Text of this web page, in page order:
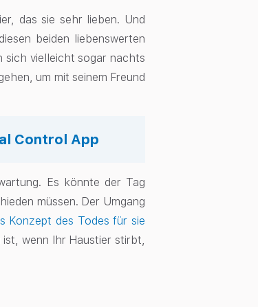
das sie sehr lieben. Und
beiden liebenswerten
sich vielleicht sogar nachts
um mit seinem Freund
Control App
Es könnte der Tag
müssen. Der Umgang
Konzept des Todes für sie
wenn Ihr Haustier stirbt,